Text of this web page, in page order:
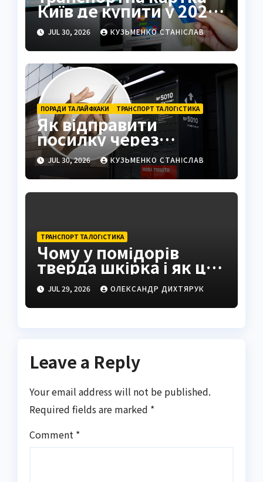
Київ де купити у 2026
році
JUL 30, 2026 КУЗЬМЕНКО СТАНІСЛАВ
ПОРАДИ ТА ЛАЙФХАКИ ТРАНСПОРТ ТА ЛОГІСТИКА
Як відправити
посилку через
поштомат: повна
інструкція 2026
JUL 30, 2026 КУЗЬМЕНКО СТАНІСЛАВ
ТРАНСПОРТ ТА ЛОГІСТИКА
Чому у помідорів
тверда шкірка і як це
виправити
JUL 29, 2026 ОЛЕКСАНДР ДИХТЯРУК
Leave a Reply
Your email address will not be published.
Required fields are marked *
Comment *